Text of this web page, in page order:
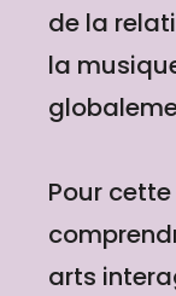
de la
la
Pour
arts